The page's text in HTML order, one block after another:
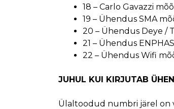
18 – Carlo Gavazzi
19 – Ühendus SMA
20 – Ühendus Deye /
21 – Ühendus
22 – Ühendus Wifi
JUHUL KUI KIRJUTAB
Ülaltoodud numbri järel on